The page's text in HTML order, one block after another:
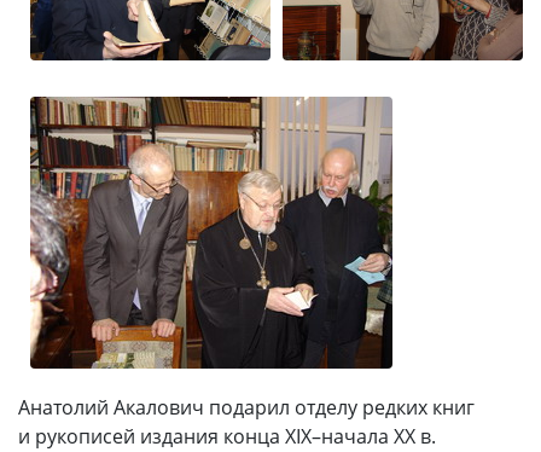
Анатолий Акалович подарил отделу редких книг
и рукописей издания конца XIX–начала XX в.